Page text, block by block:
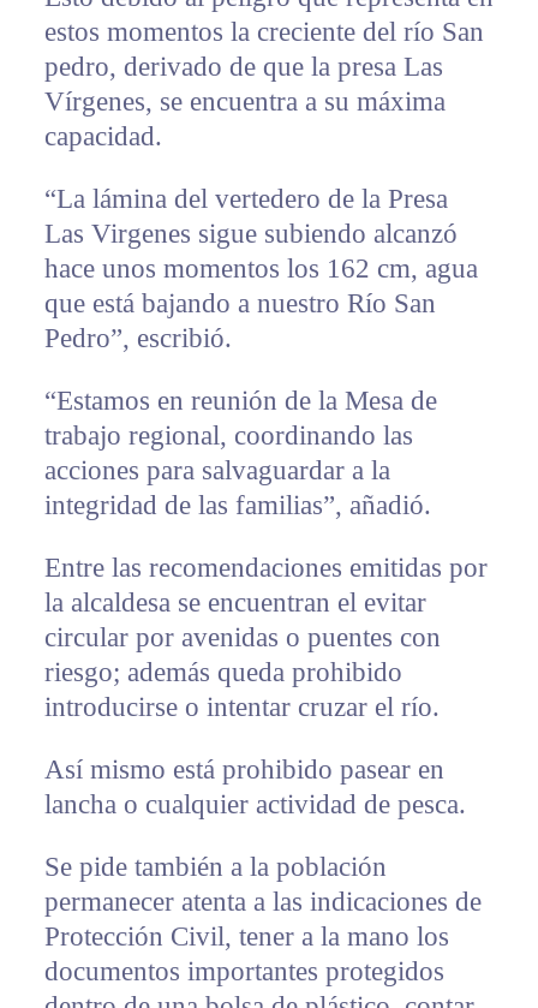
estos momentos la creciente del río San
pedro, derivado de que la presa Las
Vírgenes, se encuentra a su máxima
capacidad.
“La lámina del vertedero de la Presa
Las Virgenes sigue subiendo alcanzó
hace unos momentos los 162 cm, agua
que está bajando a nuestro Río San
Pedro”, escribió.
“Estamos en reunión de la Mesa de
trabajo regional, coordinando las
acciones para salvaguardar a la
integridad de las familias”, añadió.
Entre las recomendaciones emitidas por
la alcaldesa se encuentran el evitar
circular por avenidas o puentes con
riesgo; además queda prohibido
introducirse o intentar cruzar el río.
Así mismo está prohibido pasear en
lancha o cualquier actividad de pesca.
Se pide también a la población
permanecer atenta a las indicaciones de
Protección Civil, tener a la mano los
documentos importantes protegidos